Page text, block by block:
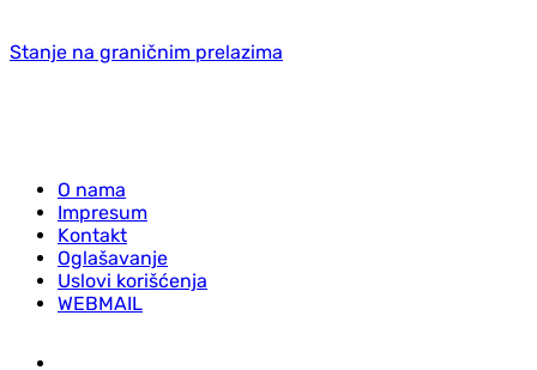
Stanje na graničnim prelazima
O nama
Impresum
Kontakt
Oglašavanje
Uslovi korišćenja
WEBMAIL